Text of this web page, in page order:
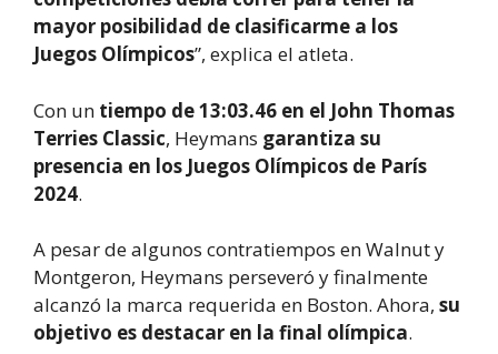
mayor posibilidad de clasificarme a los
Juegos Olímpicos”, explica el atleta.
Con un tiempo de 13:03.46 en el John Thomas
Terries Classic, Heymans garantiza su
presencia en los Juegos Olímpicos de París
2024.
A pesar de algunos contratiempos en Walnut y
Montgeron, Heymans perseveró y finalmente
alcanzó la marca requerida en Boston. Ahora, su
objetivo es destacar en la final olímpica.